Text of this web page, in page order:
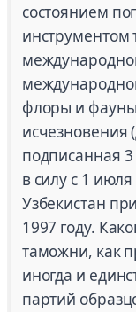
состоянием
инструментом
флоры и
исчезновения
подписанная
в силу с 1
Узбекистан
1997 году.
таможни, как
иногда и
партий